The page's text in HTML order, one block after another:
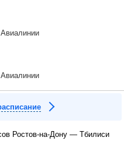
Ростов-на-Дону — Тбилиси